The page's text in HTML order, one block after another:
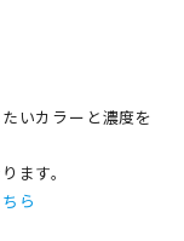
いカラーと濃度を
ます。
ら